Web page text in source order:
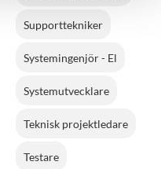
Supporttekniker
Systemingenjör - El
Systemutvecklare
Teknisk projektledare
Testare